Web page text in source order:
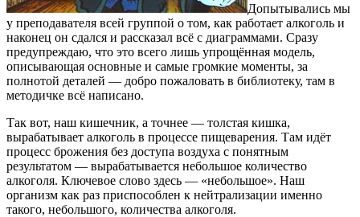
Допытывались мы
у преподавателя всей группой о том, как работает алкоголь и
наконец он сдался и рассказал всё с диаграммами. Сразу
предупреждаю, что это всего лишь упрощённая модель,
описывающая основные и самые громкие моменты, за
полнотой деталей — добро пожаловать в библиотеку, там в
методичке всё написано.
Так вот, наш кишечник, а точнее — толстая кишка,
вырабатывает алкоголь в процессе пищеварения. Там идёт
процесс брожения без доступа воздуха с понятным
результатом — вырабатывается небольшое количество
алкоголя. Ключевое слово здесь — «небольшое». Наш
организм как раз приспособлен к нейтрализации именно
такого, небольшого, количества алкоголя.